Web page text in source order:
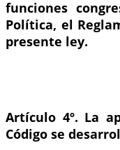
funciones
Política, el
presente ley.
Artículo 4º. La
Código se